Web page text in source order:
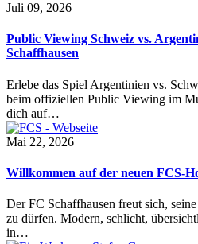
Juli 09, 2026
Public Viewing Schweiz vs.
Schaffhausen
Erlebe das Spiel Argentinien vs.
beim offiziellen Public Viewing im
dich auf…
Mai 22, 2026
Willkommen auf der neuen FCS-
Der FC Schaffhausen freut sich,
zu dürfen. Modern, schlicht,
in…